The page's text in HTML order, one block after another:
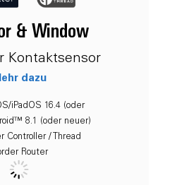
& Window
Kontaktsensor
dazu
iPadOS 16.4 (oder
8.1 (oder neuer)
Controller / Thread
Router